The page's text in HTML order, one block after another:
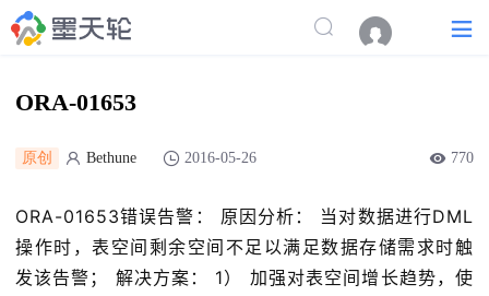
ORA-01653
原创 Bethune 2016-05-26 770
ORA-01653错误告警： 原因分析： 当对数据进行DML
操作时，表空间剩余空间不足以满足数据存储需求时触
发该告警； 解决方案： 1） 加强对表空间增长趋势，使